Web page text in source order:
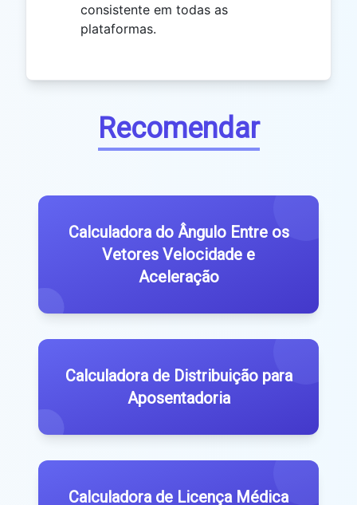
consistente em todas as
plataformas.
Recomendar
Calculadora do Ângulo Entre os
Vetores Velocidade e
Aceleração
Calculadora de Distribuição para
Aposentadoria
Calculadora de Licença Médica